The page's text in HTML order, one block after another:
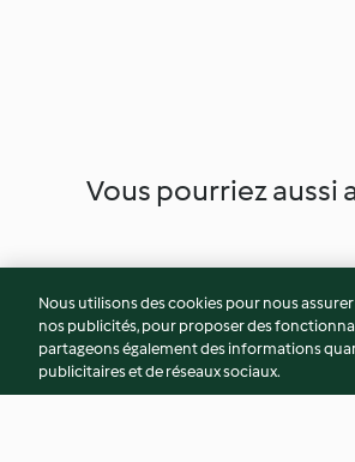
Vous pourriez aussi
Nous utilisons des cookies pour nous
nos publicités, pour proposer des
partageons également des informations
publicitaires et de réseaux sociaux.